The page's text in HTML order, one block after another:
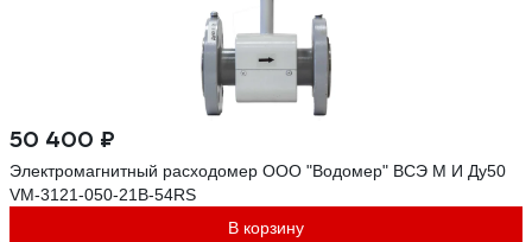
50 400 ₽
Электромагнитный расходомер ООО "Водомер" ВСЭ М И Ду50
VM-3121-050-21B-54RS
В корзину